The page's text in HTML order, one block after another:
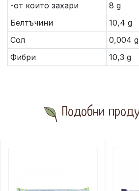
-от които захари
8 g
Белтъчини
10,4 g
Сол
0,004 g
Фибри
10,3 g
Подобни